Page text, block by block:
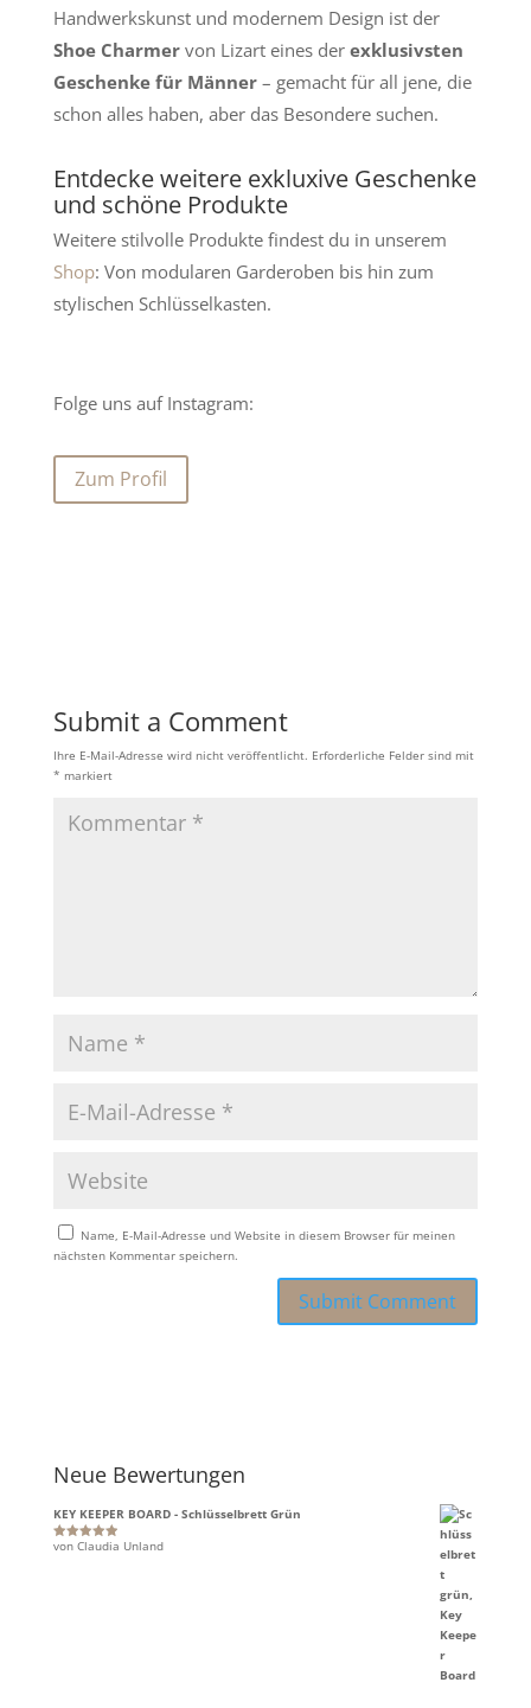
Handwerkskunst und modernem Design ist der
Shoe Charmervon Lizart eines der exklusivsten
Geschenke für Männer– gemacht für all jene, die
schon alles haben, aber das Besondere suchen.
Entdecke weitere exkluxive Geschenke
und schöne Produkte
Weitere stilvolle Produkte findest du in unserem
Shop: Von modularen Garderoben bis hin zum
stylischen Schlüsselkasten.
Folge uns auf Instagram:
Zum Profil
Submit a Comment
Ihre E-Mail-Adresse wird nicht veröffentlicht. Erforderliche Felder sind mit
* markiert
Name, E-Mail-Adresse und Website in diesem Browser für meinen
nächsten Kommentar speichern.
Neue Bewertungen
KEY KEEPER BOARD - Schlüsselbrett Grün
Bewertet mit
von Claudia Unland